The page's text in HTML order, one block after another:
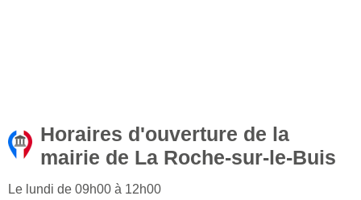
Horaires d'ouverture de la
mairie de La Roche-sur-le-Buis
Le lundi de 09h00 à 12h00